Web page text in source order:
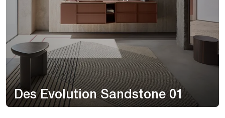
Des Evolution Sandstone 01